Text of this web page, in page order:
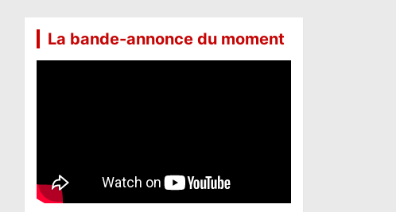
La bande-annonce du moment